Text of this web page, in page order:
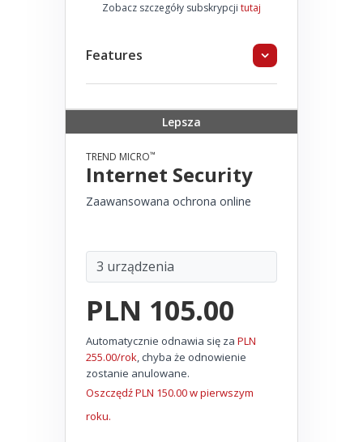
Zobacz szczegóły subskrypcji tutaj
Features
Lepsza
TREND MICRO™
Internet Security
Zaawansowana ochrona online
PLN 105.00
Automatycznie odnawia się za PLN
255.00/rok, chyba że odnowienie
zostanie anulowane.
Oszczędź PLN 150.00 w pierwszym
roku.